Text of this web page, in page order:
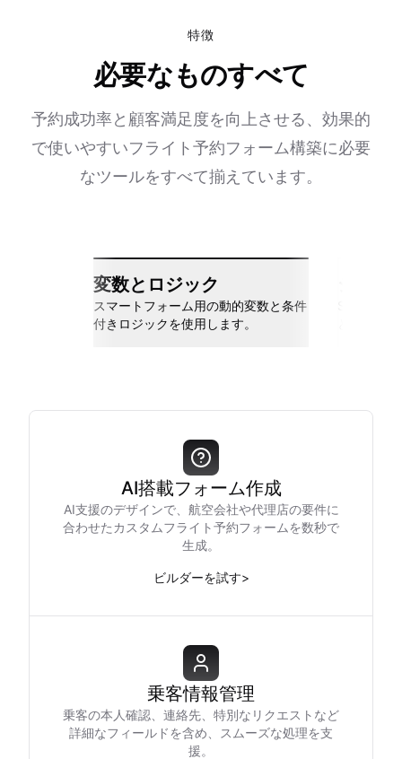
特徴
必要なものすべて
予約成功率と顧客満足度を向上させる、効果的
で使いやすいフライト予約フォーム構築に必要
なツールをすべて揃えています。
変数とロジック
スマートフォーム用の動的変数と条件
付きロジックを使用します。
AI搭載フォーム作成
AI支援のデザインで、航空会社や代理店の要件に
合わせたカスタムフライト予約フォームを数秒で
生成。
ビルダーを試す>
乗客情報管理
乗客の本人確認、連絡先、特別なリクエストなど
詳細なフィールドを含め、スムーズな処理を支
援。